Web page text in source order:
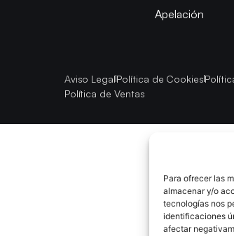
Para ofrecer las
almacenar y/o
tecnologías nos
identificaciones
afectar
Apelación
Aviso LegalPolítica de Cookies
Política de Ventas